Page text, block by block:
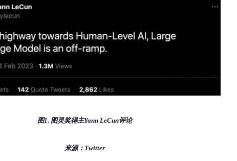
图1. 图灵奖得主Yann LeCun评论
来源：Twitter